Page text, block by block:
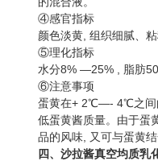
④感官指标
颜色淡黄, 组织细腻、
⑤理化指标
水分8% —25% , 脂肪
⑥注意事项
蛋黄在+ 2℃—- 4℃之间
低蛋黄酱质量。由于蛋
品的风味, 又可与蛋黄
四、沙拉酱真空均质乳